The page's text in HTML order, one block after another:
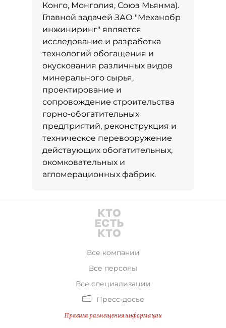
Конго, Монголия, Союз Мьянма).
Главной задачей ЗАО "Механобр
инжиниринг" является
исследование и разработка
технологий обогащения и
окускования различных видов
минерального сырья,
проектирование и
сопровождение строительства
горно-обогатительных
предприятий, реконструкция и
техническое перевооружение
действующих обогатительных,
окомковательных и
агломерационных фабрик.
Все компании
Все персоны
Все специализации
Пресс-досье
Правила размещения информации